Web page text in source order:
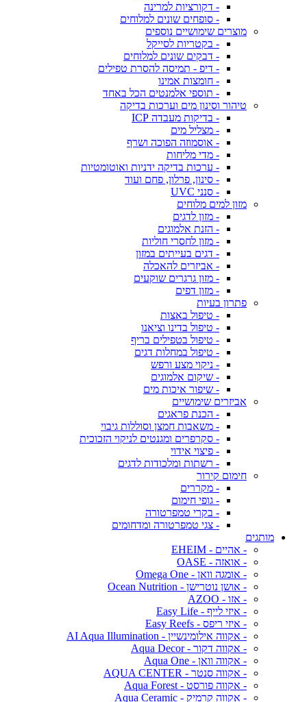
- דקורציות למרינה
- סופחים שונים למלוחים
מוצרים שימושיים נוספים
- בקטריות לסייקל
- דבקים שונים למלוחים
- דיפ - תמיסה להסרת טפילים
- חומצות אמינו
- תוספי אלמנטים הכל באחד
טיהור וסינון מים וערכות בדיקה
- בדיקות מעבדה ICP
- מצליל מים
- אוסמוזה הפוכה ושרף
- מדי מליחות
- ערכות בדיקה ידניות ואוטומטיות
- סינון, פרלון, פחם ועוד
- סנני UVC
מזון למים מלוחים
- מזון לדגים
- הזנת אלמוגים
- מזון לחסרי חוליות
- דגים בעייתים במזון
- אביזרים להאכלה
- מזון גרגרים שוקעים
- מזון דפים
פתרון בעיות
- טיפול באצות
- טיפול בדינו וציאנו
- טיפול בטפילים בריף
- טיפול במחלות דגים
- ניקוי מצע ורפש
- שיקום אלמוגים
- שיפור איכות מים
אביזרים שימושיים
- הכנת פראגים
- משאבות חמצן וסוללות גיבוי
- סקרפרים ומגנטים לניקוי הזכוכית
- פיצוי אידוי
- רשתות ומלכודות לדגים
חימום קירור
- מקררים
- גופי חימום
- בקרי טמפרטורה
- צגי טמפרטורה ומדחומים
מותגים
- אהיים - EHEIM
- אואזה - OASE
- אומגה וואן - Omega One
- אושן נוטרישן - Ocean Nutrition
- אזו - AZOO
- איזי לייף - Easy Life
- איזי ריפס - Easy Reefs
- אקווה אילומינשיין - AI Aqua Illumination
- אקווה דקור - Aqua Decor
- אקווה וואן - Aqua One
- אקווה סנטר - AQUA CENTER
- אקווה פורסט - Aqua Forest
- אקווה קרמיק - Aqua Ceramic